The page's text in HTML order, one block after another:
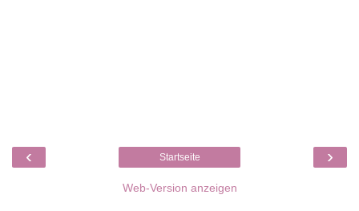
‹ ›
Startseite
Web-Version anzeigen